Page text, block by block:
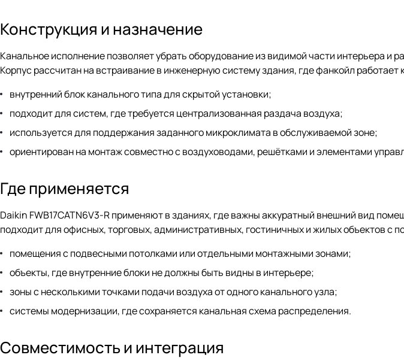
Конструкция и назначение
Канальное исполнение позволяет убрать оборудование из видимой части интерьера
Корпус рассчитан на встраивание в инженерную систему здания, где фанкойл работает
внутренний блок канального типа для скрытой установки;
подходит для систем, где требуется централизованная раздача воздуха;
используется для поддержания заданного микроклимата в обслуживаемой зоне;
ориентирован на монтаж совместно с воздуховодами, решётками и элементами
Где применяется
Daikin FWB17CATN6V3-R применяют в зданиях, где важны аккуратный внешний вид
подходит для офисных, торговых, административных, гостиничных и жилых объектов с
помещения с подвесными потолками или отдельными монтажными зонами;
объекты, где внутренние блоки не должны быть видны в интерьере;
зоны с несколькими точками подачи воздуха от одного канального узла;
системы модернизации, где сохраняется канальная схема распределения.
Совместимость и интеграция